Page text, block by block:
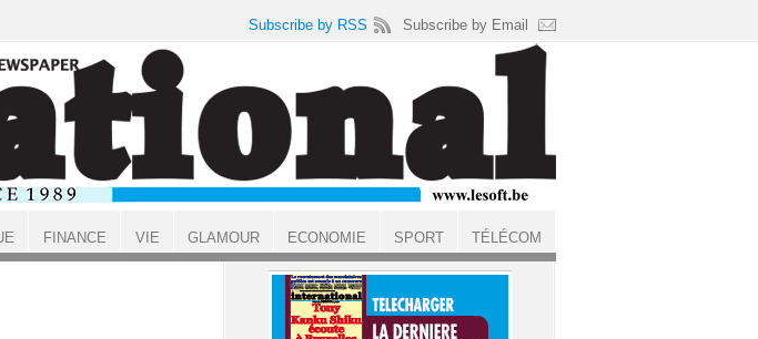
Subscribe by RSS Subscribe by Email
FINANCE VIE GLAMOUR ECONOMIE SPORT TÉLÉCOM